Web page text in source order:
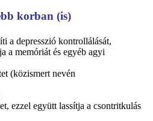
korban (is)
a depresszió kontrollálását,
a memóriát és egyéb agyi
(közismert nevén
ezzel együtt lassítja a csontritkulás